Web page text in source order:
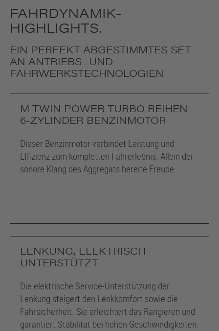
FAHRDYNAMIK-
HIGHLIGHTS.
EIN PERFEKT ABGESTIMMTES SET
AN ANTRIEBS- UND
FAHRWERKSTECHNOLOGIEN
M TWIN POWER TURBO REIHEN
6-ZYLINDER BENZINMOTOR
Dieser Benzinmotor verbindet Leistung und
Effizienz zum kompletten Fahrerlebnis. Allein der
sonore Klang des Aggregats bereite Freude.
LENKUNG, ELEKTRISCH
UNTERSTÜTZT
Die elektrische Service-Unterstützung der
Lenkung steigert den Lenkkomfort sowie die
Fahrsicherheit. Sie erleichtert das Rangieren und
garantiert Stabilität bei hohen Geschwindigkeiten.